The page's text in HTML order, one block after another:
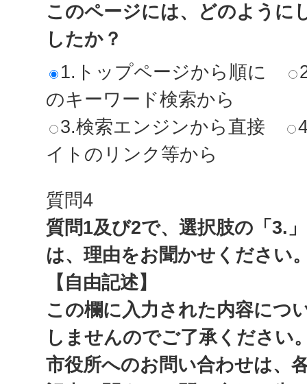
このページには、どのように
したか？
1.トップページから順に
のキーワード検索から
3.検索エンジンから直接
イトのリンク等から
質問4
質問1及び2で、選択肢の「3.
は、理由をお聞かせください
【自由記述】
この欄に入力された内容につ
しませんのでご了承ください
市役所へのお問い合わせは、